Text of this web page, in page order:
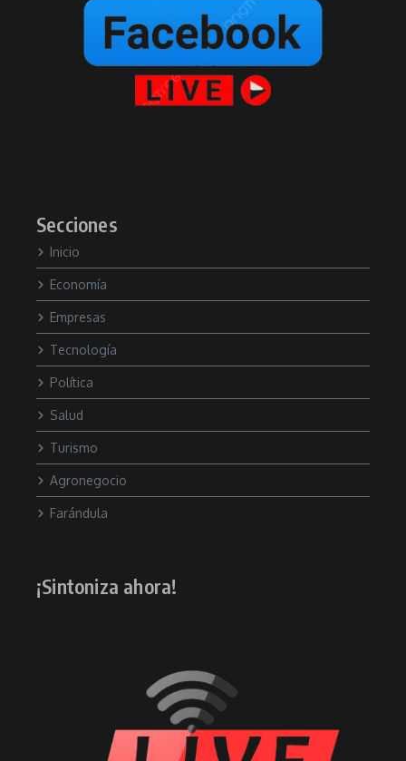
Secciones
Inicio
Economía
Empresas
Tecnología
Política
Salud
Turismo
Agronegocio
Farándula
¡Sintoniza ahora!